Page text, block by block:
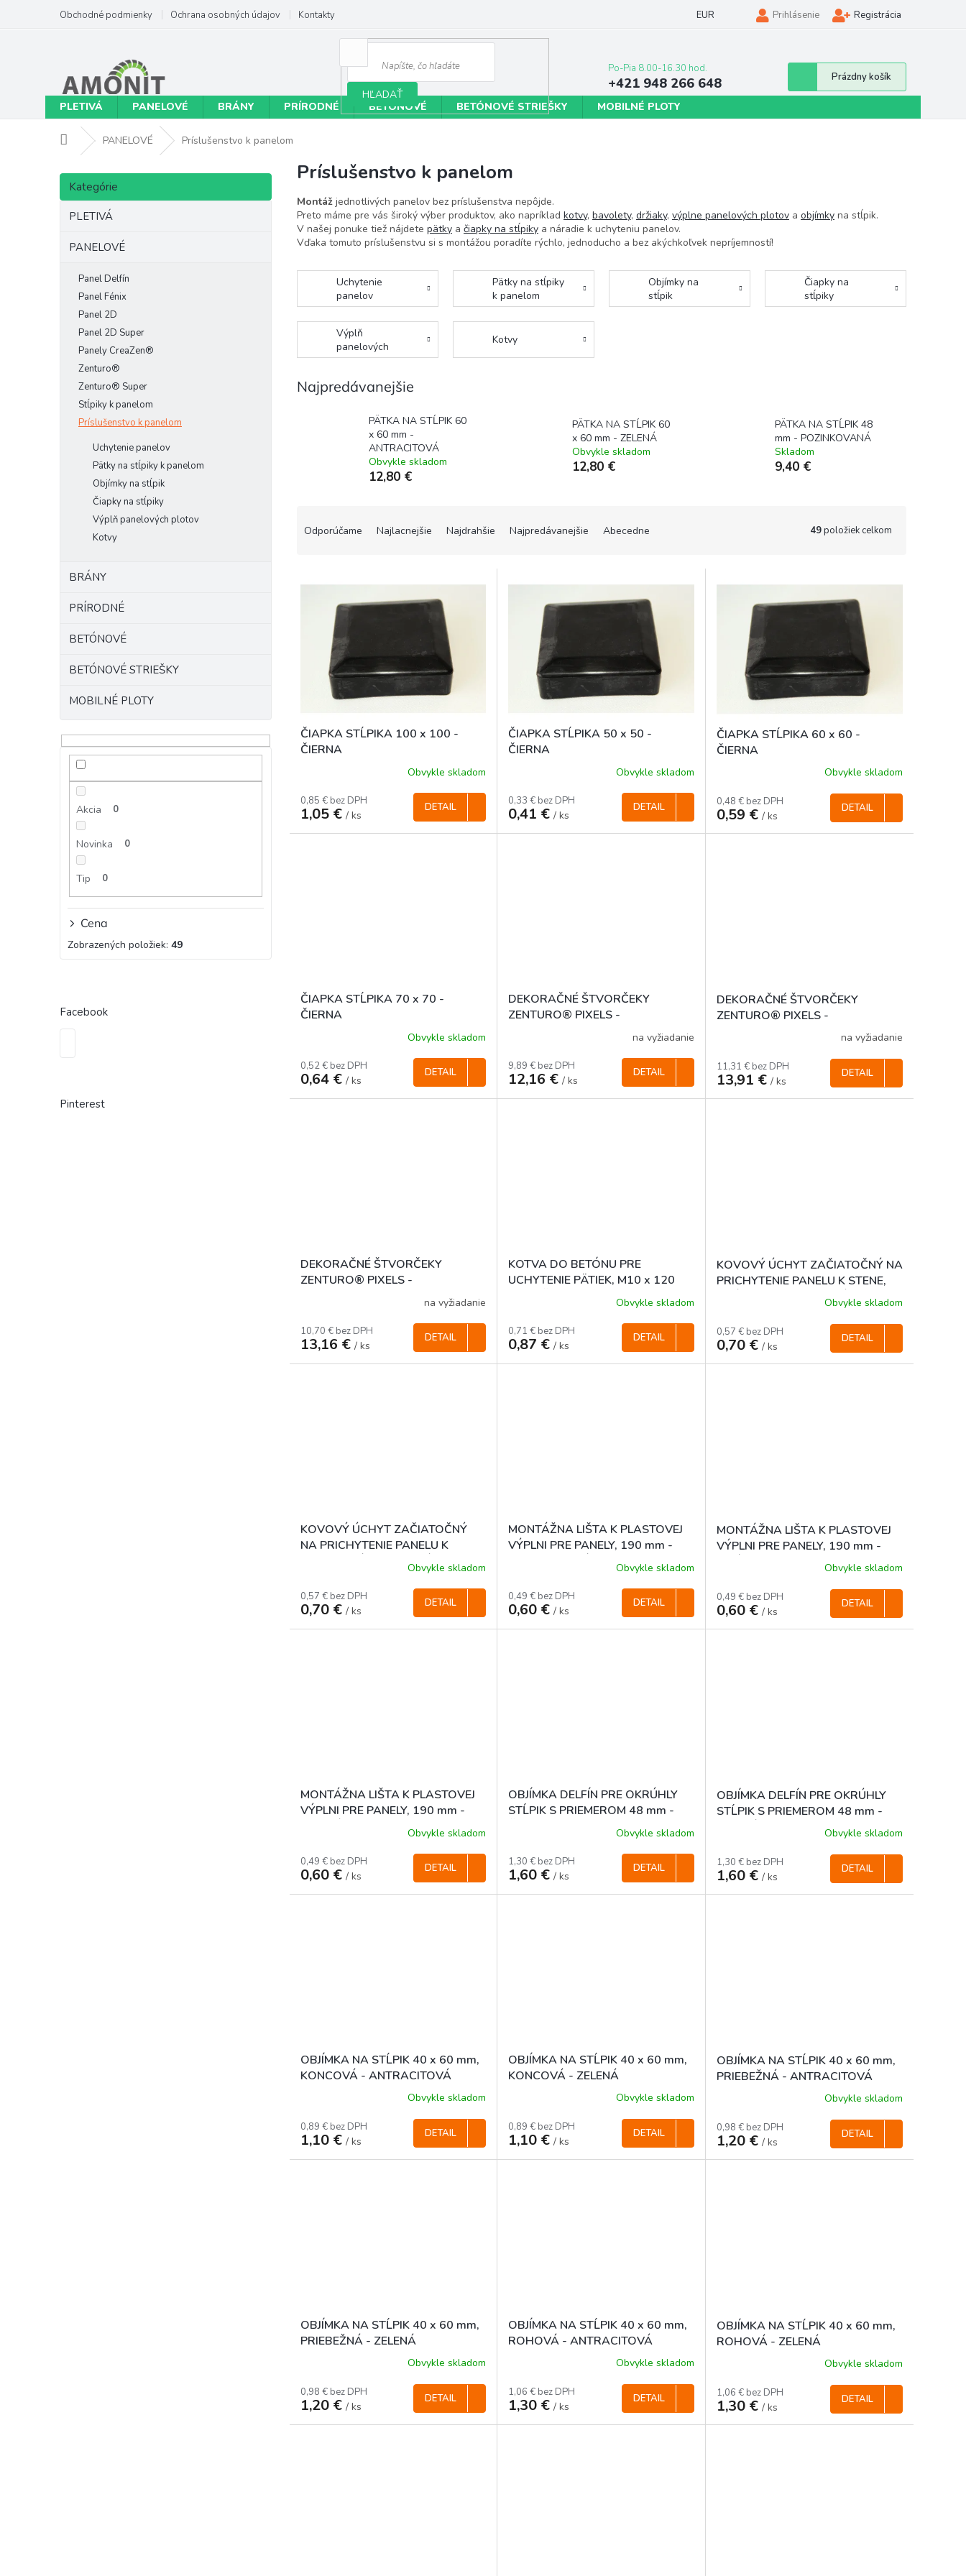
obsah
Obchodné podmienky Ochrana osobných údajov Kontakty EUR Prihlásenie Registrácia
HĽADAŤ
+421 948 266 648
Nákupný
košík
Prázdny košík
PLETIVÁ PANELOVÉ BRÁNY PRÍRODNÉ BETÓNOVÉ BETÓNOVÉ STRIEŠKY MOBILNÉ PLOTY
DomovPANELOVÉ Príslušenstvo k panelom
B
č
Preskočiť
kategórie
Kategórie
PLETIVÁ
PANELOVÉ
Panel Delfín
Panel Fénix
Panel 2D
Panel 2D Super
Panely CreaZen®
Zenturo®
Zenturo® Super
Stĺpiky k panelom
Príslušenstvo k panelom
Uchytenie panelov
Pätky na stĺpiky k panelom
Objímky na stĺpik
Čiapky na stĺpiky
Výplň panelových plotov
Kotvy
BRÁNY
PRÍRODNÉ
BETÓNOVÉ
BETÓNOVÉ STRIEŠKY
MOBILNÉ PLOTY
Akcia 0
Novinka 0
Tip 0
Cena
Zobrazených položiek: 49
Facebook
Pinterest
Príslušenstvo k panelom
Montáž jednotlivých panelov bez príslušenstva nepôjde.
Preto máme pre vás široký výber produktov, ako napríklad kotvy, bavolety, držiaky, výplne panelových plotov a objímky na stĺpik.
V našej ponuke tiež nájdete pätky a čiapky na stĺpiky a náradie k uchyteniu panelov.
Vďaka tomuto príslušenstvu si s montážou poradíte rýchlo, jednoducho a bez akýchkoľvek nepríjemností!
Uchytenie
panelov
Pätky na stĺpiky
k panelom
Objímky na
stĺpik
Čiapky na
stĺpiky
Výplň
panelových
plotov
Kotvy
Najpredávanejšie
PÄTKA NA STĹPIK 60
x 60 mm -
ANTRACITOVÁ
Obvykle skladom
12,80 €
PÄTKA NA STĹPIK 60
x 60 mm - ZELENÁ
Obvykle skladom
12,80 €
PÄTKA NA STĹPIK 48
mm - POZINKOVANÁ
Skladom
9,40 €
a
o
v
Odporúčame Najlacnejšie Najdrahšie Najpredávanejšie Abecedne 49položiek celkom
kČIAPKA STĹPIKA 100 x 100 -
ČIERNA
Obvykle skladom
0,85 € bez DPH
1,05 € / ks
DETAIL
ČIAPKA STĹPIKA 50 x 50 -
ČIERNA
Obvykle skladom
0,33 € bez DPH
0,41 €/ ks
DETAIL
ČIAPKA STĹPIKA 60 x 60 -
ČIERNA
Obvykle skladom
0,48 € bez DPH
0,59 € / ks
DETAIL
ČIAPKA STĹPIKA 70 x 70 -
ČIERNA
Obvykle skladom
0,52 € bez DPH
0,64 € / ks
DETAIL
DEKORAČNÉ ŠTVORČEKY
ZENTURO® PIXELS -
ANTRACITOVÉ, 100 x 100 mm
na vyžiadanie
9,89 € bez DPH
12,16 €/ ks
DETAIL
DEKORAČNÉ ŠTVORČEKY
ZENTURO® PIXELS -
ANTRACITOVÉ, 100 x 50 mm (30
na vyžiadanie
11,31 € bez DPH
13,91 € / ks
DETAIL
DEKORAČNÉ ŠTVORČEKY
ZENTURO® PIXELS -
ANTRACITOVÉ, 50 x 50 mm (40
na vyžiadanie
10,70 € bez DPH
13,16 € / ks
DETAIL
KOTVA DO BETÓNU PRE
UCHYTENIE PÄTIEK, M10 x 120
Obvykle skladom
0,71 € bez DPH
0,87 €/ ks
DETAIL
KOVOVÝ ÚCHYT ZAČIATOČNÝ NA
PRICHYTENIE PANELU K STENE,
BRÁNE - ANTRACITOVÝObvykle skladom
0,57 € bez DPH
0,70 € / ks
DETAIL
KOVOVÝ ÚCHYT ZAČIATOČNÝ
NA PRICHYTENIE PANELU K
STENE, BRÁNE - ZELENÝObvykle skladom
0,57 € bez DPH
0,70 € / ks
DETAIL
MONTÁŽNA LIŠTA K PLASTOVEJ
VÝPLNI PRE PANELY, 190 mm -
ANTRACITOVÁ RAL 7016Obvykle skladom
0,49 € bez DPH
0,60 €/ ks
DETAIL
MONTÁŽNA LIŠTA K PLASTOVEJ
VÝPLNI PRE PANELY, 190 mm -
Obvykle skladom
0,49 € bez DPH
0,60 € / ks
DETAIL
MONTÁŽNA LIŠTA K PLASTOVEJ
VÝPLNI PRE PANELY, 190 mm -
Obvykle skladom
0,49 € bez DPH
0,60 € / ks
DETAIL
OBJÍMKA DELFÍN PRE OKRÚHLY
STĹPIK S PRIEMEROM 48 mm -
Obvykle skladom
1,30 € bez DPH
1,60 €/ ks
DETAIL
OBJÍMKA DELFÍN PRE OKRÚHLY
STĹPIK S PRIEMEROM 48 mm -
Obvykle skladom
1,30 € bez DPH
1,60 € / ks
DETAIL
OBJÍMKA NA STĹPIK 40 x 60 mm,
KONCOVÁ - ANTRACITOVÁ
Obvykle skladom
0,89 € bez DPH
1,10 € / ks
DETAIL
OBJÍMKA NA STĹPIK 40 x 60 mm,
KONCOVÁ - ZELENÁ
Obvykle skladom
0,89 € bez DPH
1,10 €/ ks
DETAIL
OBJÍMKA NA STĹPIK 40 x 60 mm,
PRIEBEŽNÁ - ANTRACITOVÁ
Obvykle skladom
0,98 € bez DPH
1,20 € / ks
DETAIL
OBJÍMKA NA STĹPIK 40 x 60 mm,
PRIEBEŽNÁ - ZELENÁ
Obvykle skladom
0,98 € bez DPH
1,20 € / ks
DETAIL
OBJÍMKA NA STĹPIK 40 x 60 mm,
ROHOVÁ - ANTRACITOVÁ
Obvykle skladom
1,06 € bez DPH
1,30 €/ ks
DETAIL
OBJÍMKA NA STĹPIK 40 x 60 mm,
ROHOVÁ - ZELENÁ
Obvykle skladom
1,06 € bez DPH
1,30 € / ks
DETAIL